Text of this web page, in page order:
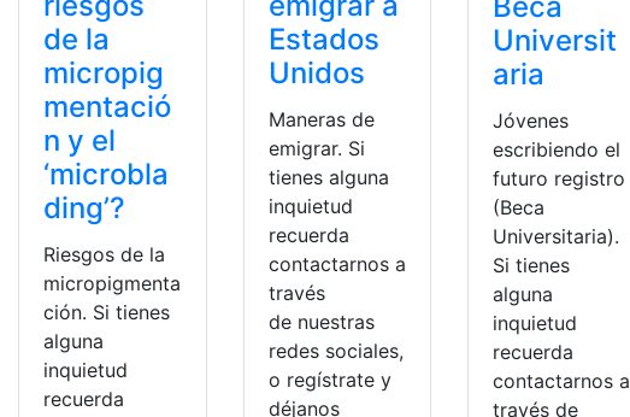
de la
micropig
mentació
n y el
‘microbla
ding’?
Riesgos de la
micropigmenta
ción. Si tienes
alguna
inquietud
recuerda
Estados
Unidos
Maneras de
emigrar. Si
tienes alguna
inquietud
recuerda
contactarnos a
través
de nuestras
redes sociales,
o regístrate y
déjanos
Universit
aria
Jóvenes
escribiendo el
futuro registro
(Beca
Universitaria).
Si tienes
alguna
inquietud
recuerda
contactarnos a
través de